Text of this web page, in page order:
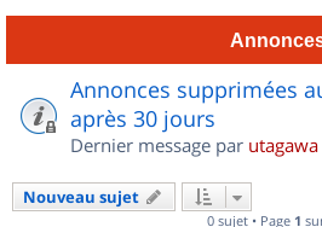
Annonces supprimées
après 30 jours
Dernier message par utagawa
Nouveau sujet
0 sujet • Page 1